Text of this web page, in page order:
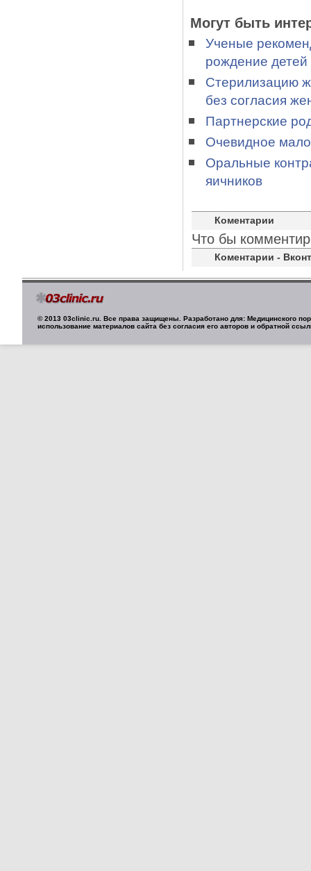
Могут быть
Ученые
рождение детей
Стерилизацию
без согласия
Партнерские
Очевидное
Оральные
яичников
Коментарии
Что бы
Коментарии -
© 2013 03clinic.ru. Все права защищены. Разработано для: Медицинского
использование материалов сайта без согласия его авторов и обратной